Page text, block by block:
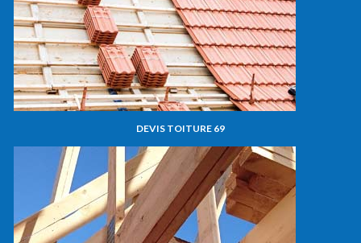
DEVIS TOITURE 69